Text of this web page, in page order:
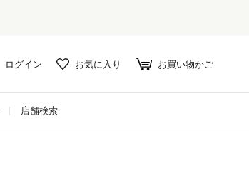
ログイン お気に入り お買い物かご
店舗検索